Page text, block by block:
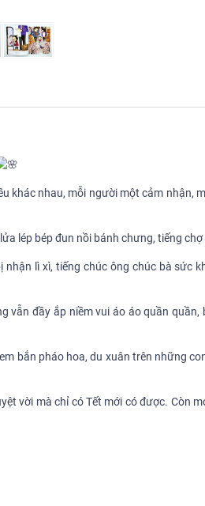
khác nhau, mỗi người một cảm nhận,
lép bép đun nồi bánh chưng, tiếng
lì xì, tiếng chúc ông chúc bà sức
vẫn đầy ắp niềm vui áo áo quần
bắn pháo hoa, du xuân trên những
vời mà chỉ có Tết mới có được. Còn